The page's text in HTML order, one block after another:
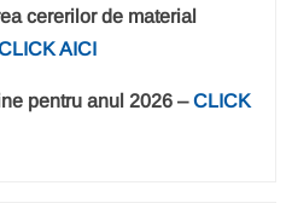
cererilor de material
AICI
pentru anul 2026 –CLICK